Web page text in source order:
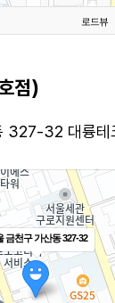
로드뷰
점)
327-32 대륭테
금천구 가산동 327-32